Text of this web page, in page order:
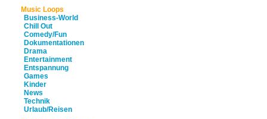
Music Loops
Business-World
Chill Out
Comedy/Fun
Dokumentationen
Drama
Entertainment
Entspannung
Games
Kinder
News
Technik
Urlaub/Reisen